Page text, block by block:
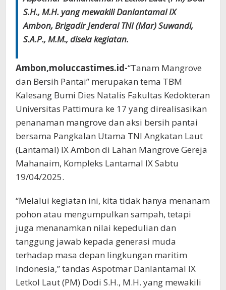
S.H., M.H. yang mewakili Danlantamal IX
Ambon, Brigadir Jenderal TNI (Mar) Suwandi,
S.A.P., M.M., disela kegiatan.
Ambon,moluccastimes.id-“Tanam Mangrove
dan Bersih Pantai” merupakan tema TBM
Kalesang Bumi Dies Natalis Fakultas Kedokteran
Universitas Pattimura ke 17 yang direalisasikan
penanaman mangrove dan aksi bersih pantai
bersama Pangkalan Utama TNI Angkatan Laut
(Lantamal) IX Ambon di Lahan Mangrove Gereja
Mahanaim, Kompleks Lantamal IX Sabtu
19/04/2025.
“Melalui kegiatan ini, kita tidak hanya menanam
pohon atau mengumpulkan sampah, tetapi
juga menanamkan nilai kepedulian dan
tanggung jawab kepada generasi muda
terhadap masa depan lingkungan maritim
Indonesia,” tandas Aspotmar Danlantamal IX
Letkol Laut (PM) Dodi S.H., M.H. yang mewakili